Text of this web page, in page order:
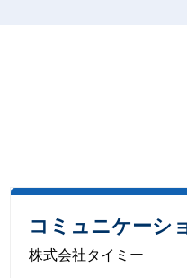
コミュニケーシ
株式会社タイミー